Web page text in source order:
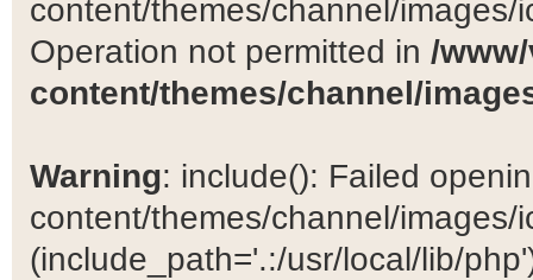
content/themes/channel/
Operation not permitted in /
content/themes/channel/
Warning: include(): Failed
content/themes/channel/images/
(include_path='.:/usr/local/lib/